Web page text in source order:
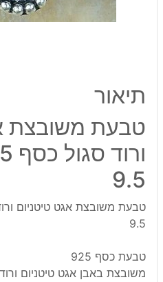
תיאור
טבעת משובצת
9.5
9.5
טבעת כסף 925
משובצת באבן אגט טיטניום